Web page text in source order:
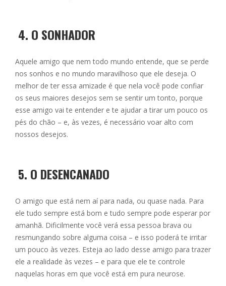
4. O SONHADOR
Aquele amigo que nem todo mundo entende, que se perde
nos sonhos e no mundo maravilhoso que ele deseja. O
melhor de ter essa amizade é que nela você pode confiar
os seus maiores desejos sem se sentir um tonto, porque
esse amigo vai te entender e te ajudar a tirar um pouco os
pés do chão – e, às vezes, é necessário voar alto com
nossos desejos.
5. O DESENCANADO
O amigo que está nem aí para nada, ou quase nada. Para
ele tudo sempre está bom e tudo sempre pode esperar por
amanhã. Dificilmente você verá essa pessoa brava ou
resmungando sobre alguma coisa – e isso poderá te irritar
um pouco às vezes. Esteja ao lado desse amigo para trazer
ele a realidade às vezes – e para que ele te controle
naquelas horas em que você está em pura neurose.